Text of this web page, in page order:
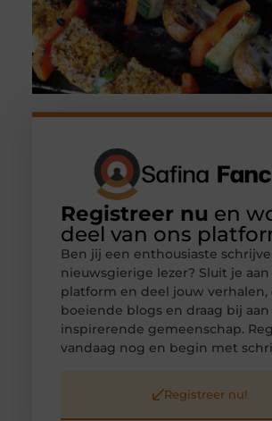
Registreer nu en
deel van ons
Ben jij een enthousiaste
nieuwsgierige lezer? Sluit je
platform en deel jouw
boeiende blogs en draag bij aan
inspirerende gemeenschap.
vandaag nog en begin met
Registreer nu!